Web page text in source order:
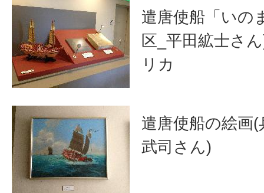
遣唐使船「いの
区_平田絋士さ
リカ
遣唐使船の絵画
武司さん)